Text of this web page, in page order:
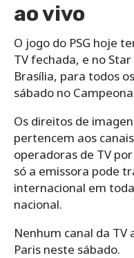
ao vivo
O jogo do PSG hoje
TV fechada, e no
Brasília, para todos
sábado no
Os direitos de
pertencem aos
operadoras de TV
só a emissora pode
internacional em
nacional.
Nenhum canal da
Paris neste sábado.